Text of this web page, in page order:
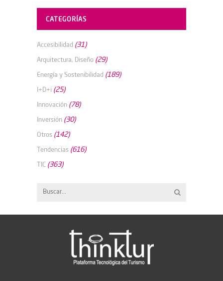
CATEGORÍAS
Accesibilidad (31)
Arquitectura, Diseño (29)
Energía y Sostenibilidad (189)
I+D+i (25)
Innovación (78)
Inversión (30)
Otros (142)
Tendencias (616)
TIC (363)